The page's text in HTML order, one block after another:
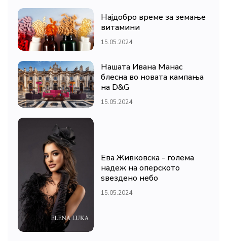
Најдобро време за земање
витамини
15.05.2024
Нашата Ивана Манас
блесна во новата кампања
на D&G
15.05.2024
Ева Живковска - голема
надеж на оперското
ѕвездено небо
15.05.2024